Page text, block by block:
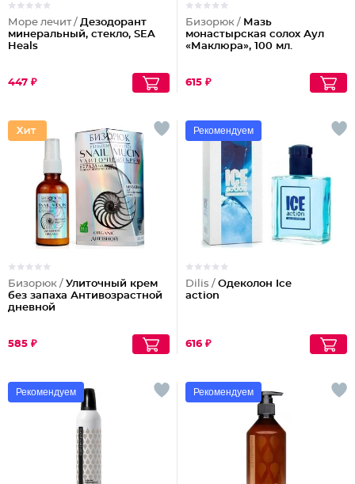
Море лечит / Дезодорант
минеральный, стекло, SEA
Heals
447 ₽
Бизорюк / Мазь
монастырская солох Аул
«Маклюра», 100 мл.
615 ₽
Бизорюк / Улиточный крем
без запаха Антивозрастной
дневной
585 ₽
Рекомендуем
Dilis / Одеколон Ice
action
616 ₽
Рекомендуем Рекомендуем